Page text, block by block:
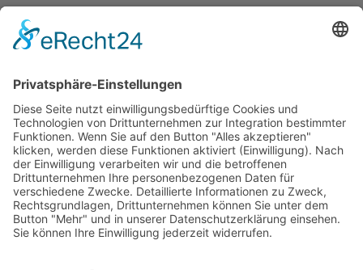
Aktuelle Artikel
Steigerungsläufe machen schneller (inkl. Video)
Halbmarathon-Trainingsplan für „Anfänger“
Plank-Challenge: Deine persönliche Herausforderung
Grundlagentraining Laufen oder der Beginn der neuen
Laufsaison
Fitnessband Übungen für mehr Kraft
Langsam Laufen im Training
Mit Treppentraining und Treppenlaufen zu Ausdauer und
Kraft
Lauftraining: Fahrtspiel
Lauftempo steigern und verbessern